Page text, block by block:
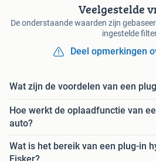
Veelgestelde
De onderstaande waarden zijn
ingestelde
Deel opmerkingen
Wat zijn de voordelen van een
Hoe werkt de oplaadfunctie van
auto?
Wat is het bereik van een plug-in